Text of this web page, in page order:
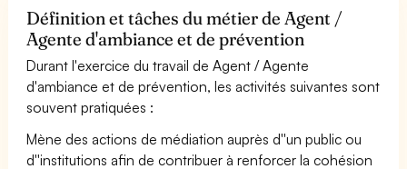
Définition et tâches du métier de Agent /
Agente d'ambiance et de prévention
Durant l'exercice du travail de Agent / Agente
d'ambiance et de prévention, les activités suivantes sont
souvent pratiquées :
Mène des actions de médiation auprès d''un public ou
d''institutions afin de contribuer à renforcer la cohésion